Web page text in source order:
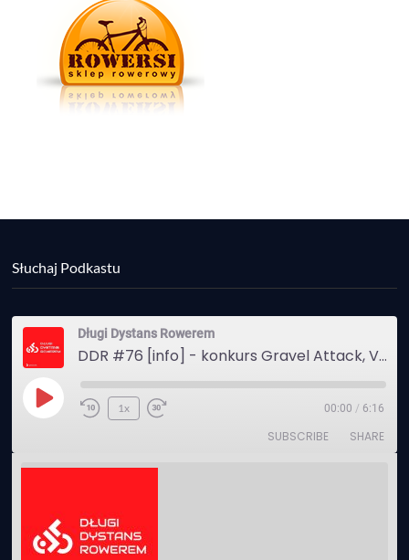
Słuchaj Podkastu
Długi Dystans Rowerem
DDR #76 [info] - konkurs Gravel Attack, Varmia Gravel, Bike Expo, Inspire India Ultra Race
Play
1x 00:00 / 6:16
SUBSCRIBE SHARE